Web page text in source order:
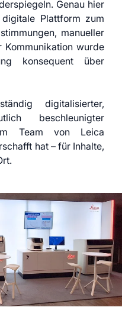
Genau hier
Plattform zum
manueller
Kommunikation wurde
konsequent über
digitalisierter,
beschleunigter
Team von Leica
hat – für Inhalte,